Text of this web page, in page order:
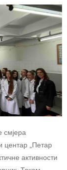
смјера
центар „Петар
активности